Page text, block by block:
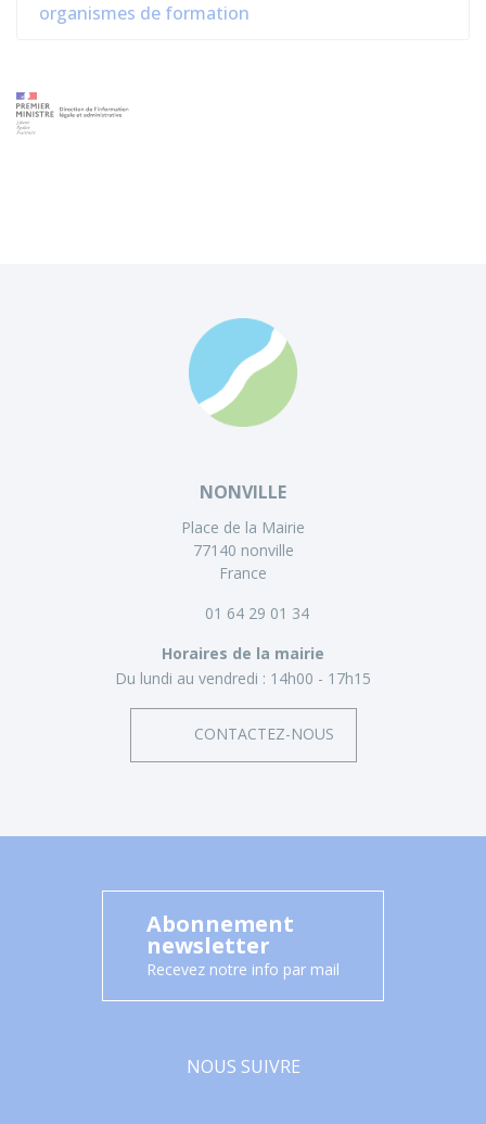
organismes de formation
NONVILLE
Place de la Mairie
77140 nonville
France
01 64 29 01 34
Horaires de la mairie
Du lundi au vendredi : 14h00 - 17h15
CONTACTEZ-NOUS
Abonnement
newsletter
Recevez notre info par mail
NOUS SUIVRE